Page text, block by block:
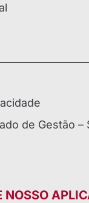
de Gestão –
NOSSO